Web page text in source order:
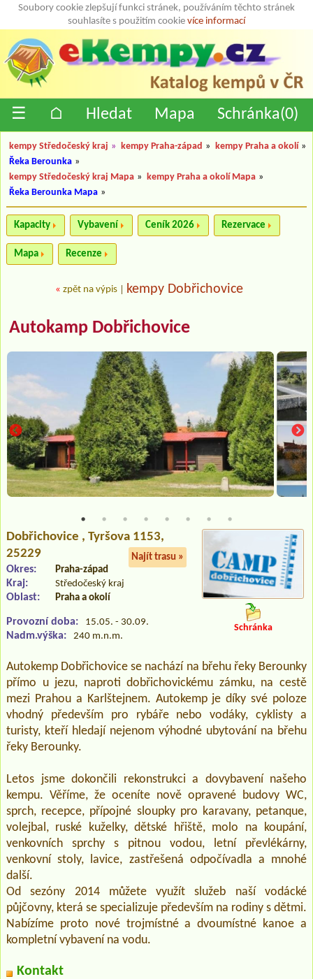
Soubory cookie zlepšují funkci stránek, používáním těchto stránek
souhlasíte s použitím cookie více informací
☰ ⌂ Hledat Mapa Schránka(0)
kempy Středočeský kraj » kempy Praha-západ » kempy Praha a okolí »
Řeka Berounka »
kempy Středočeský kraj Mapa » kempy Praha a okolí Mapa »
Řeka Berounka Mapa »
Kapacity Vybavení Ceník 2026 Rezervace
Mapa Recenze
« zpět na výpis kempy Dobřichovice
Autokamp Dobřichovice
Dobřichovice , Tyršova 1153,
25229
Najít trasu »
Okres: Praha-západ
Kraj: Středočeský kraj
Oblast: Praha a okolí
Provozní doba: 15.05. - 30.09.
Nadm.výška: 240 m.n.m.
Schránka
Autokemp Dobřichovice se nachází na břehu řeky Berounky
přímo u jezu, naproti dobřichovickému zámku, na cestě
mezi Prahou a Karlštejnem. Autokemp je díky své poloze
vhodný především pro rybáře nebo vodáky, cyklisty a
turisty, kteří hledají nejenom výhodné ubytování na břehu
řeky Berounky.
Letos jsme dokončili rekonstrukci a dovybavení našeho
kempu. Věříme, že oceníte nově opravené budovy WC,
sprch, recepce, přípojné sloupky pro karavany, petanque,
volejbal, ruské kuželky, dětské hřiště, molo na koupání,
venkovních sprchy s pitnou vodou, letní převlékárny,
venkovní stoly, lavice, zastřešená odpočívadla a mnohé
další.
Od sezóny 2014 můžete využít služeb naší vodácké
půjčovny, která se specializuje především na rodiny s dětmi.
Nabízíme proto nové trojmístné a dvoumístné kanoe a
kompletní vybavení na vodu.
Kontakt